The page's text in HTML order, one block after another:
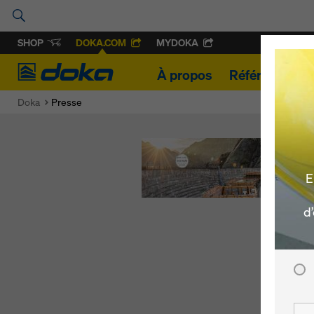
SHOP DOKA.COM MYDOKA
Doka
À propos Références
Doka Presse